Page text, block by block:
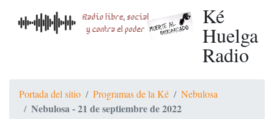
Ké
Huelga
Radio
Portada del sitio Programas de la Ké Nebulosa
Nebulosa - 21 de septiembre de 2022